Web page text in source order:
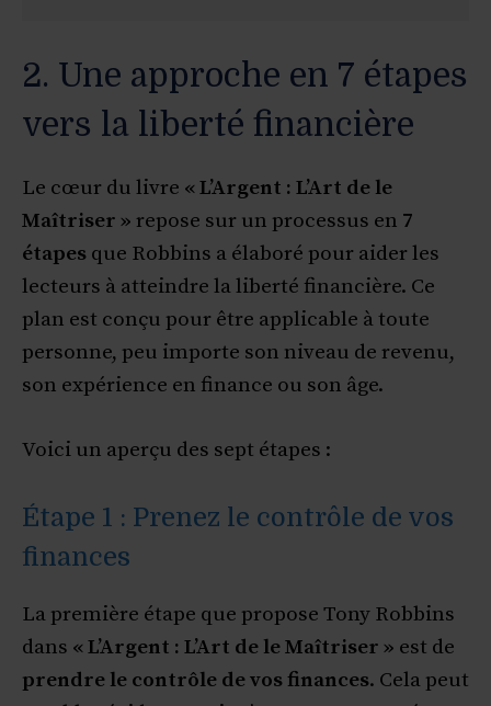
2. Une approche en 7 étapes
vers la liberté financière
Le cœur du livre « L’Argent : L’Art de le
Maîtriser » repose sur un processus en 7
étapes que Robbins a élaboré pour aider les
lecteurs à atteindre la liberté financière. Ce
plan est conçu pour être applicable à toute
personne, peu importe son niveau de revenu,
son expérience en finance ou son âge.
Voici un aperçu des sept étapes :
Étape 1 : Prenez le contrôle de vos
finances
La première étape que propose Tony Robbins
dans « L’Argent : L’Art de le Maîtriser » est de
prendre le contrôle de vos finances. Cela peut